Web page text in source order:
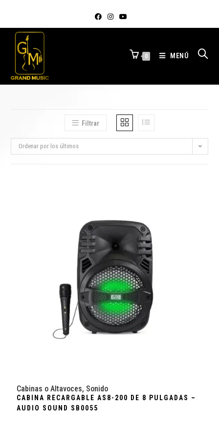
0 MENÚ
Filtrar
Ordenar por los últimos
Cabinas o Altavoces, Sonido
CABINA RECARGABLE AS8-200 DE 8 PULGADAS –
AUDIO SOUND SB0055